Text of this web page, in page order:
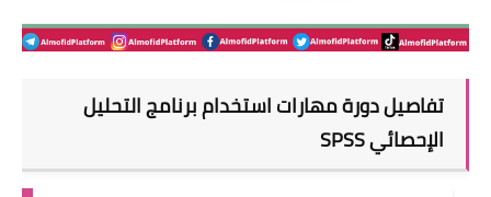
تفاصيلدورةمهارات استخدام برنامج التحليل
الإحصائي SPSS